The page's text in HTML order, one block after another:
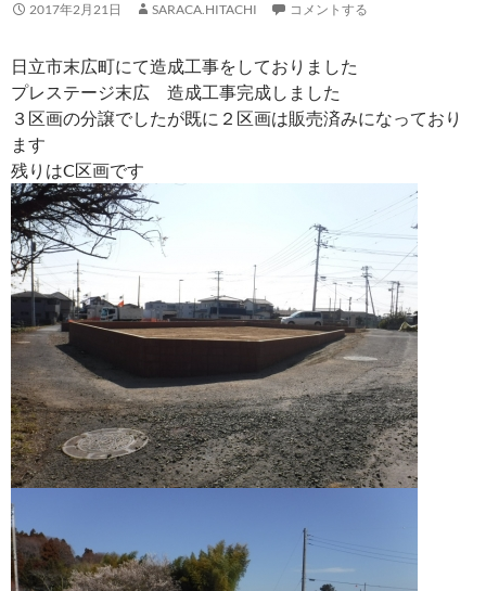
2017年2月21日 SARACA.HITACHI コメントする
日立市末広町にて造成工事をしておりました
プレステージ末広 造成工事完成しました
３区画の分譲でしたが既に２区画は販売済みになっており
ます
残りはC区画です